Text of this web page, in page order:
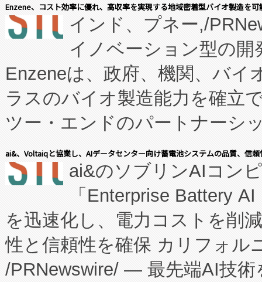
Enzene、コスト効率に優れ、高収率を実現する地域密着型バイオ製造を
インド、プネー,/
イノベーション型の
Enzeneは、政府、機関、バイ
ラスのバイオ製造能力を確立
ツー・エンドのパートナーシ
表しました。 同社の実績ある
manufacturing™ (FCCM™) プ
たNeXは、バイオ医薬品製造
従来のフェッドバッチ施設の
に、患者やサプライチェーン
キー方式で拡張性が高く、持
ai&、Voltaiqと協業し、AIデータセンター向け蓄電池システムの品質、信
ai&のソブリンAIコン
「Enterprise Battery
を迅速化し、電力コストを削
性と信頼性を確保 カリフォル
/PRNewswire/ — 最先端AI技術